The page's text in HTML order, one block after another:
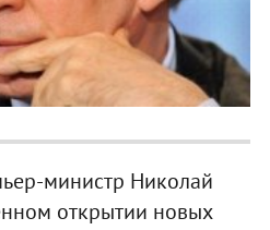
министр Николай
открытии новых